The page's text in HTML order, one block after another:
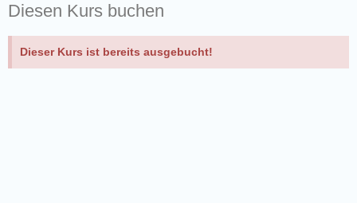
Diesen Kurs buchen
Dieser Kurs ist bereits ausgebucht!